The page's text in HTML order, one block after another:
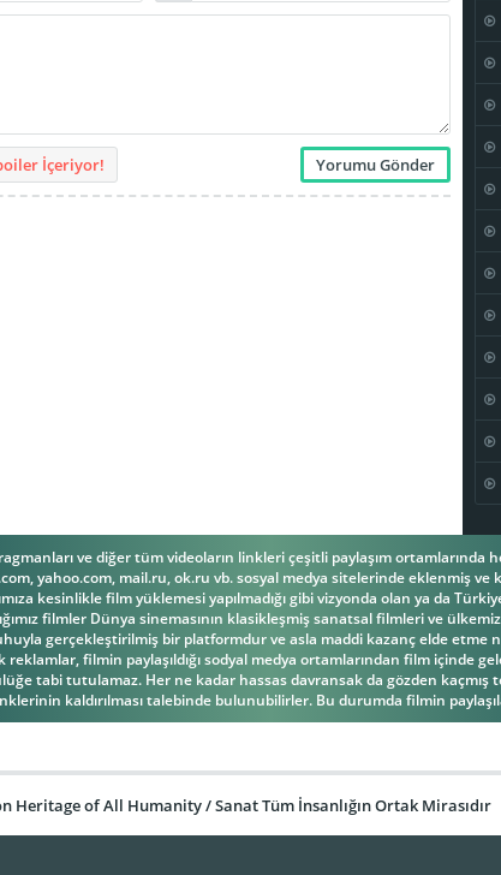
İçeriyor!
ve diğer tüm videoların linkleri çeşitli paylaşım ortamlarında
yahoo.com, mail.ru, ok.ru vb. sosyal medya sitelerinde eklenmiş ve
kesinlikle film yüklemesi yapılmadığı gibi vizyonda olan ya da
filmler Dünya sinemasının klasikleşmiş sanatsal filmleri ve
gerçekleştirilmiş bir platformdur ve asla maddi kazanç elde
reklamlar, filmin paylaşıldığı sodyal medya ortamlarından film içinde
tabi tutulamaz. Her ne kadar hassas davransak da gözden
kaldırılması talebinde bulunubilirler. Bu durumda filmin
Heritage of All Humanity / Sanat Tüm İnsanlığın Ortak Mirasıdır